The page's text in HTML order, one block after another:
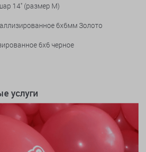
14" (размер М)
6х6мм Золото
6х6 черное
услуги